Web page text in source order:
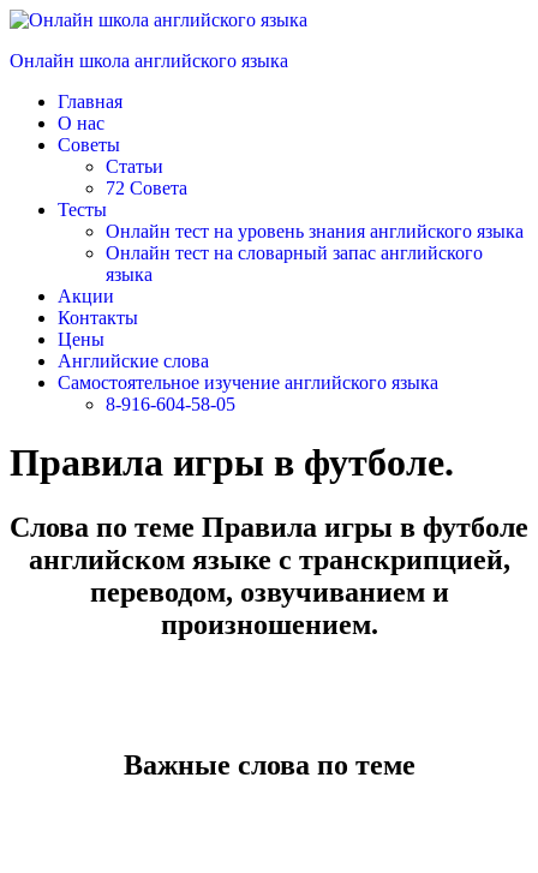
Перейти
содержимому
Онлайн школа английского языка
Главная
О нас
Советы
Статьи
72 Совета
Тесты
Онлайн тест на уровень знания английского языка
Онлайн тест на словарный запас английского
языка
Акции
Контакты
Цены
Английские слова
Самостоятельное изучение английского языка
8-916-604-58-05
Правила игры в футболе.
Слова по теме Правила игры в футболе
английском языке с транскрипцией,
переводом, озвучиванием и
произношением.
Важные слова по теме